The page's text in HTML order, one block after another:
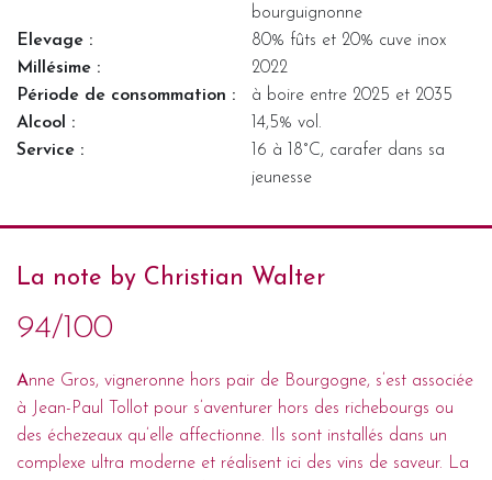
La note by Christian Walter
94/100
Anne Gros, vigneronne hors pair de Bourgogne, s’est associée
à Jean-Paul Tollot pour s’aventurer hors des richebourgs ou
des échezeaux qu’elle affectionne. Ils sont installés dans un
complexe ultra moderne et réalisent ici des vins de saveur. La
bourguignonne
Elevage :
80% fûts et 20% cuve inox
Millésime :
2022
Période de consommation :
à boire entre 2025 et 2035
Alcool :
14,5% vol.
Service :
16 à 18°C, carafer dans sa
jeunesse